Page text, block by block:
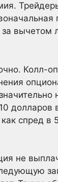
вычетом
Колл-
долларов
как спред
не